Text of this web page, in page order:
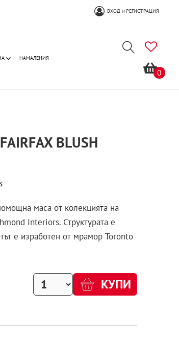
ВХОДИРЕГИСТРАЦИЯ
НАМАЛЕНИЯ
0
BLUSH
маса от колекцията на
Interiors. Структурата е
е изработен от мрамор Toronto
КУПИ